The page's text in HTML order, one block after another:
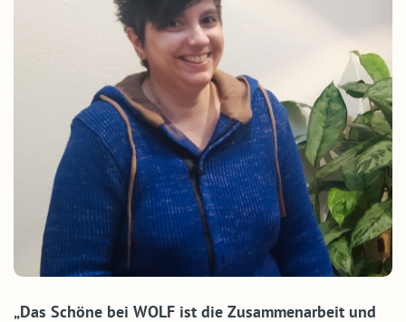
„Das Schöne bei WOLF ist die Zusammenarbeit und